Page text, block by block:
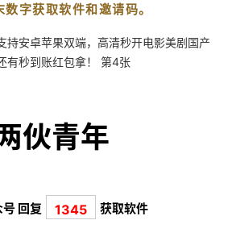
字获取软件和邀请码。
伙青年
回复 1345 获取软件